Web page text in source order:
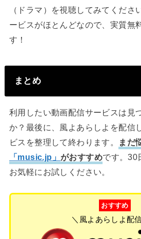
（ドラマ）を視聴してみてくださ
ービスがほとんどなので、実質無
す！
まとめ
利用したい動画配信サービスは見
か？最後に、風よあらしよを配信
ビスを整理して終わります。
まだ
「music.jp」がおすすめです。30
お気軽にお試しください。
おすすめ
＼風よあらしよ配